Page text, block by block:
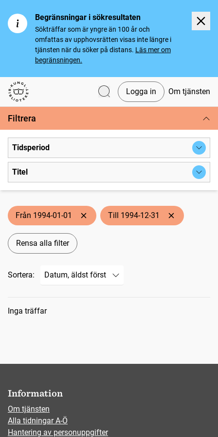
Begränsningar i sökresultaten
Sökträffar som är yngre än 100 år och
omfattas av upphovsrätten visas inte längre i
tjänsten när du söker på distans. Läs mer om
begränsningen.
Svenska tidningar
Logga in Om tjänsten
Filtrera
Tidsperiod
Titel
Från 1994-01-01 Till 1994-12-31
Rensa alla filter
Sortera:
Sökresultat
Inga träffar
Information
Om tjänsten
Alla tidningar A-Ö
Hantering av personuppgifter